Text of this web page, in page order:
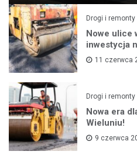
Drogi i remonty
Nowe ulice
inwestycja
11 czerwca
Drogi i remonty
Nowa era
Wieluniu!
9 czerwca